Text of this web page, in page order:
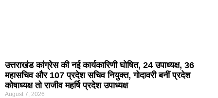
उत्तराखंड कांग्रेस की नई कार्यकारिणी घोषित, 24 उपाध्यक्ष, 36
महासचिव और 107 प्रदेश सचिव नियुक्त, गोदावरी बनीं प्रदेश
कोषाध्यक्ष तो राजीव महर्षि प्रदेश उपाध्यक्ष
August 7, 2026